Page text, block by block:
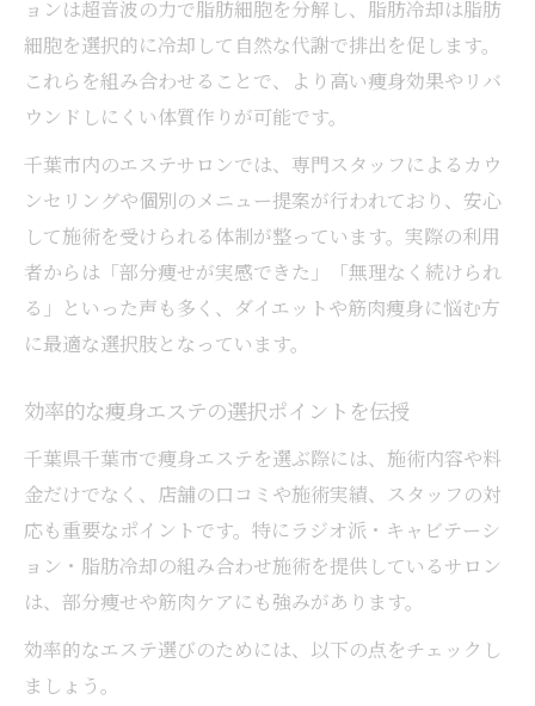
ョンは超音波の力で脂肪細胞を分解し、脂肪冷却は脂肪
細胞を選択的に冷却して自然な代謝で排出を促します。
これらを組み合わせることで、より高い痩身効果やリバ
ウンドしにくい体質作りが可能です。
千葉市内のエステサロンでは、専門スタッフによるカウ
ンセリングや個別のメニュー提案が行われており、安心
して施術を受けられる体制が整っています。実際の利用
者からは「部分痩せが実感できた」「無理なく続けられ
る」といった声も多く、ダイエットや筋肉痩身に悩む方
に最適な選択肢となっています。
効率的な痩身エステの選択ポイントを伝授
千葉県千葉市で痩身エステを選ぶ際には、施術内容や料
金だけでなく、店舗の口コミや施術実績、スタッフの対
応も重要なポイントです。特にラジオ派・キャビテーシ
ョン・脂肪冷却の組み合わせ施術を提供しているサロン
は、部分痩せや筋肉ケアにも強みがあります。
効率的なエステ選びのためには、以下の点をチェックし
ましょう。